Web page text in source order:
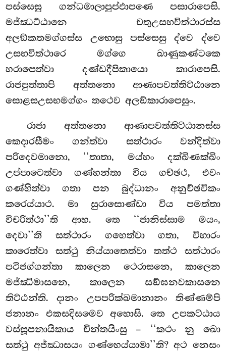
පස්සෙසු ගන්ධමාලාපුප්ඵාපණෙ පසාරාපෙසි.
මජ්ඣට්ඨානෙ චතුඋසභවිත්ථාරස්ස
අලඞ්කතමග්ගස්ස උභොසු පස්සෙසු ද්වෙ ද්වෙ
උසභවිත්ථාරෙ මග්ගෙ ඛාණුකණ්ටකෙ
හරාපෙත්වා දණ්ඩදීපිකායො කාරාපෙසි.
රාජපුත්තාපි අත්තනො ආණාපවත්තිට්ඨානෙ
සොළසඋසභමග්ගං තථෙව අලඞ්කාරාපෙසුං.
රාජා අත්තනො ආණාපවත්තිට්ඨානස්ස
කෙදාරසීමං ගන්ත්වා සත්ථාරං වන්දිත්වා
පරිදෙවමානො, ‘‘තාතා, මය්හං දක්ඛිණක්ඛිං
උප්පාටෙත්වා ගණ්හන්තා විය ගච්ඡථ, එවං
ගණ්හිත්වා ගතා පන බුද්ධානං අනුච්ඡවිකං
කරෙය්යාථ. මා සුරාසොණ්ඩා විය පමත්තා
විචරිත්ථා’’ති ආහ. තෙ ‘‘ජානිස්සාම මයං,
දෙවා’’ති සත්ථාරං ගහෙත්වා ගතා, විහාරං
කාරෙත්වා සත්ථු නිය්යාතෙත්වා තත්ථ සත්ථාරං
පටිජග්ගන්තා කාලෙන ථෙරාසනෙ, කාලෙන
මජ්ඣිමාසනෙ, කාලෙන සඞ්ඝනවකාසනෙ
තිට්ඨන්ති. දානං උපපරික්ඛමානානං තිණ්ණම්පි
ජනානං එකසදිසමෙව අහොසි. තෙ උපකට්ඨාය
වස්සූපනායිකාය චින්තයිංසු – ‘‘කථං නු ඛො
සත්ථු අජ්ඣාසයං ගණ්හෙය්යාමා’’ති? අථ නෙසං